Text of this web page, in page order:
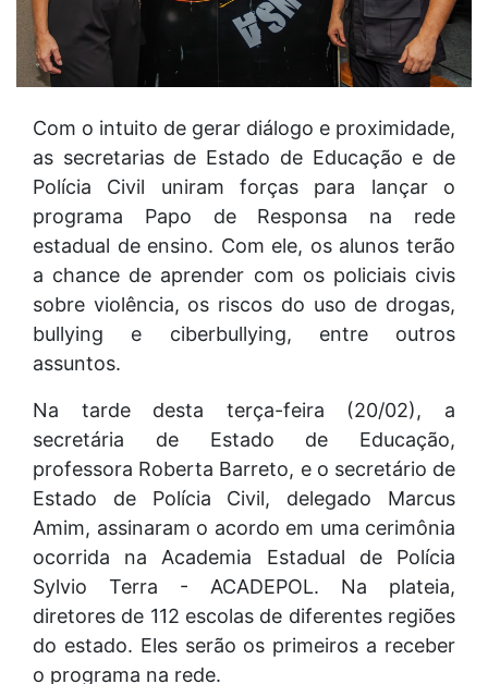
Com o intuito de gerar diálogo e proximidade,
as secretarias de Estado de Educação e de
Polícia Civil uniram forças para lançar o
programa Papo de Responsa na rede
estadual de ensino. Com ele, os alunos terão
a chance de aprender com os policiais civis
sobre violência, os riscos do uso de drogas,
bullying e ciberbullying, entre outros
assuntos.
Na tarde desta terça-feira (20/02), a
secretária de Estado de Educação,
professora Roberta Barreto, e o secretário de
Estado de Polícia Civil, delegado Marcus
Amim, assinaram o acordo em uma cerimônia
ocorrida na Academia Estadual de Polícia
Sylvio Terra - ACADEPOL. Na plateia,
diretores de 112 escolas de diferentes regiões
do estado. Eles serão os primeiros a receber
o programa na rede.